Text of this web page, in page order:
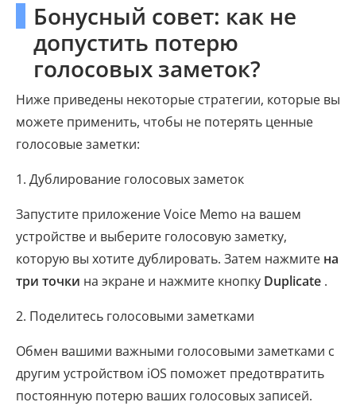
Бонусный совет: как не
допустить потерю
голосовых заметок?
Ниже приведены некоторые стратегии, которые вы
можете применить, чтобы не потерять ценные
голосовые заметки:
1. Дублирование голосовых заметок
Запустите приложение Voice Memo на вашем
устройстве и выберите голосовую заметку,
которую вы хотите дублировать. Затем нажмите на
три точки на экране и нажмите кнопку Duplicate .
2. Поделитесь голосовыми заметками
Обмен вашими важными голосовыми заметками с
другим устройством iOS поможет предотвратить
постоянную потерю ваших голосовых записей.